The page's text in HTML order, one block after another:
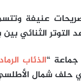
1” إنه “هناك الآن
الثنائي بين
جماعة “الذئاب
في حلف شمال